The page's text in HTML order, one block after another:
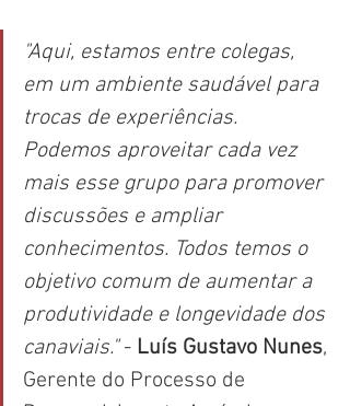
"Aqui, estamos entre colegas,
em um ambiente saudável para
trocas de experiências.
Podemos aproveitar cada vez
mais esse grupo para promover
discussões e ampliar
conhecimentos. Todos temos o
objetivo comum de aumentar a
produtividade e longevidade dos
canaviais." - Luís Gustavo Nunes,
Gerente do Processo de